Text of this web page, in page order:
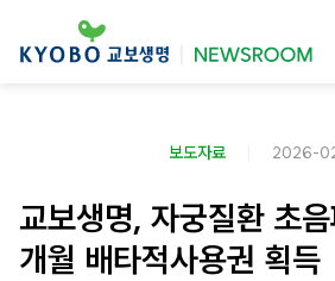
보도자료 2026-
교보생명, 자궁질환 초
개월 배타적사용권 획득